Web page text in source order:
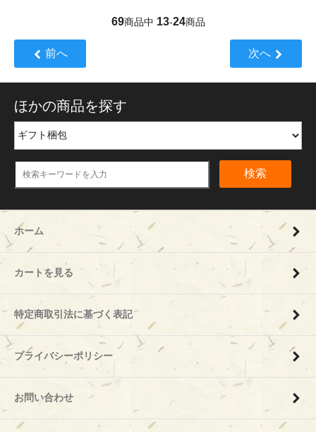
69商品中 13-24商品
前へ 次へ
ほかの商品を探す
検索
ホーム
カートを見る
特定商取引法に基づく表記
プライバシーポリシー
お問い合わせ